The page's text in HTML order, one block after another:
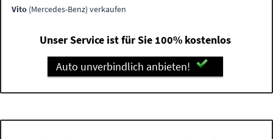
Vito (Mercedes-Benz) verkaufen
Unser Service ist für Sie 100% kostenlos
Auto unverbindlich anbieten!